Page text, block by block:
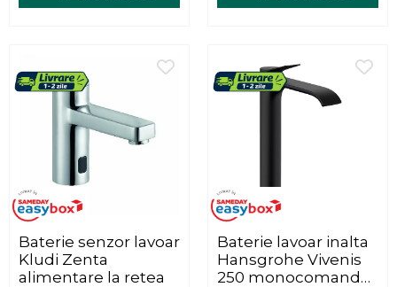
Baterie senzor lavoar
Kludi Zenta
alimentare la retea
Baterie lavoar inalta
Hansgrohe Vivenis
250 monocomanda